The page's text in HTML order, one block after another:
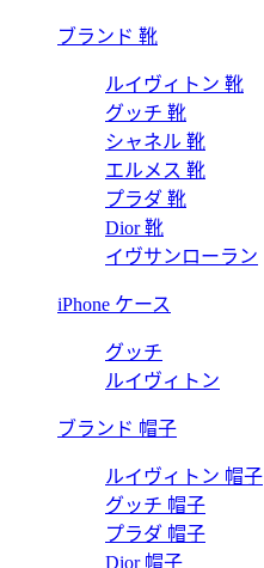
ブランド 靴
ルイヴィトン 靴
グッチ 靴
シャネル 靴
エルメス 靴
プラダ 靴
Dior 靴
イヴサンローラン
iPhone ケース
グッチ
ルイヴィトン
ブランド 帽子
ルイヴィトン 帽子
グッチ 帽子
プラダ 帽子
Dior 帽子